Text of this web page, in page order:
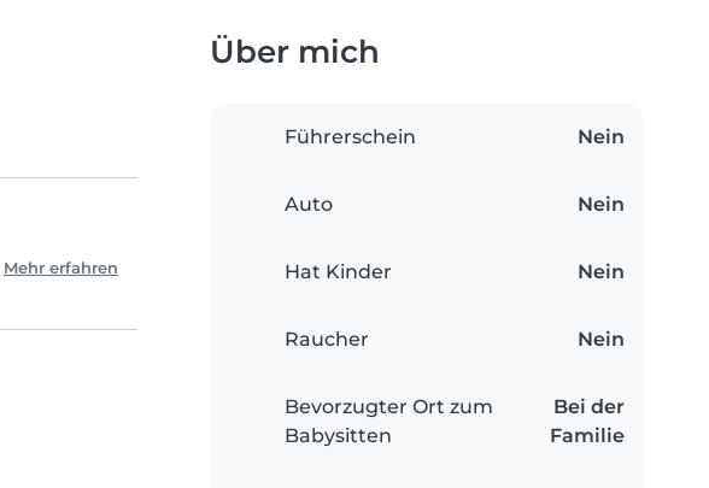
Mehr erfahren
Über mich
Führerschein Nein
Auto Nein
Hat Kinder Nein
Raucher Nein
Bevorzugter Ort zum
Babysitten
Bei der
Familie